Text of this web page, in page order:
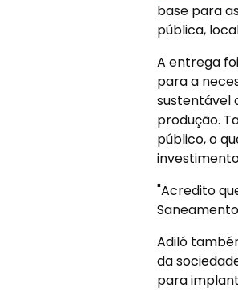
base para
pública,
A entrega
para a
sustentável
produção.
público, o
"Acredito
Adiló
da
para